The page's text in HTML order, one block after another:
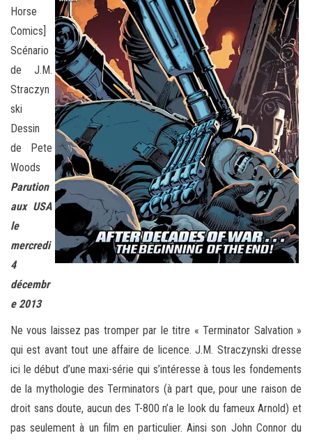
Horse
Comics]
Scénario
de J.M.
Straczyn
ski
Dessin
de Pete
Woods
Parution
aux USA
le
mercredi
4
décembr
e 2013
Ne vous laissez pas tromper par le titre « Terminator Salvation »
qui est avant tout une affaire de licence. J.M. Straczynski dresse
ici le début d’une maxi-série qui s’intéresse à tous les fondements
de la mythologie des Terminators (à part que, pour une raison de
droit sans doute, aucun des T-800 n’a le look du fameux Arnold) et
pas seulement à un film en particulier. Ainsi son John Connor du